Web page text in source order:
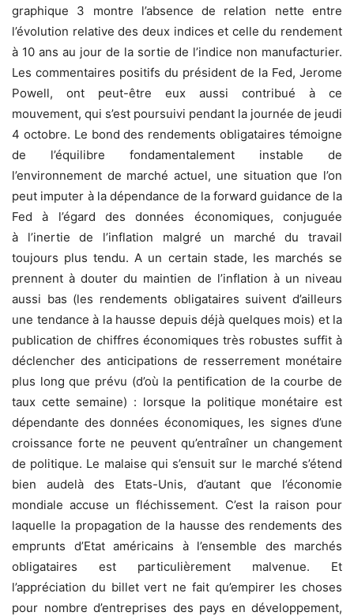
graphique 3 montre l’absence de relation nette entre
l’évolution relative des deux indices et celle du rendement
à 10 ans au jour de la sortie de l’indice non manufacturier.
Les commentaires positifs du président de la Fed, Jerome
Powell, ont peut-être eux aussi contribué à ce
mouvement, qui s’est poursuivi pendant la journée de jeudi
4 octobre. Le bond des rendements obligataires témoigne
de l’équilibre fondamentalement instable de
l’environnement de marché actuel, une situation que l’on
peut imputer à la dépendance de la forward guidance de la
Fed à l’égard des données économiques, conjuguée
à l’inertie de l’inflation malgré un marché du travail
toujours plus tendu. A un certain stade, les marchés se
prennent à douter du maintien de l’inflation à un niveau
aussi bas (les rendements obligataires suivent d’ailleurs
une tendance à la hausse depuis déjà quelques mois) et la
publication de chiffres économiques très robustes suffit à
déclencher des anticipations de resserrement monétaire
plus long que prévu (d’où la pentification de la courbe de
taux cette semaine) : lorsque la politique monétaire est
dépendante des données économiques, les signes d’une
croissance forte ne peuvent qu’entraîner un changement
de politique. Le malaise qui s’ensuit sur le marché s’étend
bien audelà des Etats-Unis, d’autant que l’économie
mondiale accuse un fléchissement. C’est la raison pour
laquelle la propagation de la hausse des rendements des
emprunts d’Etat américains à l’ensemble des marchés
obligataires est particulièrement malvenue. Et
l’appréciation du billet vert ne fait qu’empirer les choses
pour nombre d’entreprises des pays en développement,